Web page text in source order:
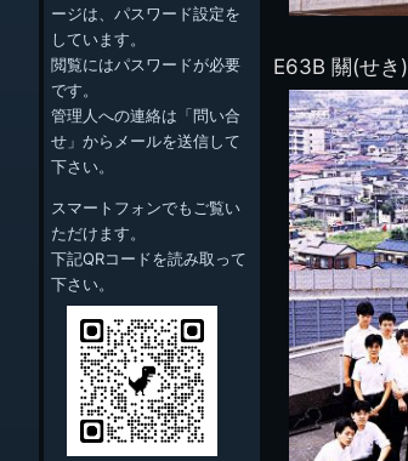
E63B 關(せき)
ージは、パスワード設定を
しています。
閲覧にはパスワードが必要
です。
管理人への連絡は「問い合
せ」からメールを送信して
下さい。
スマートフォンでもご覧い
ただけます。
下記QRコードを読み取って
下さい。